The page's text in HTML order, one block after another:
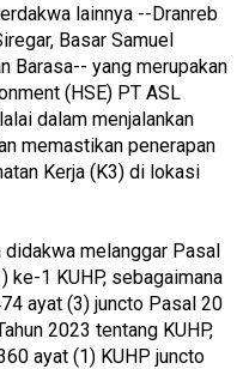
lainnya --Dranreb
Basar Samuel
Barasa-- yang merupakan
(HSE) PT ASL
dalam menjalankan
memastikan penerapan
Kerja (K3) di lokasi
didakwa melanggar Pasal
ke-1 KUHP, sebagaimana
ayat (3) juncto Pasal 20
2023 tentang KUHP,
ayat (1) KUHP juncto